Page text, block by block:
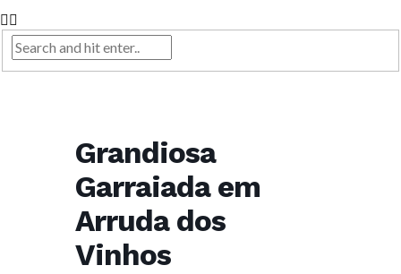
Grandiosa
Garraiada em
Arruda dos
Vinhos